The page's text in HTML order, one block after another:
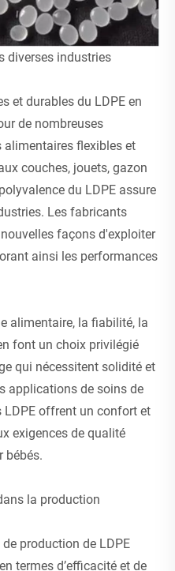
diverses industries
et durables du LDPE en
de nombreuses
flexibles et
couches, jouets, gazon
du LDPE assure
Les fabricants
façons d'exploiter
ainsi les performances
alimentaire, la fiabilité, la
font un choix privilégié
qui nécessitent solidité et
applications de soins de
LDPE offrent un confort et
exigences de qualité
bébés.
la production
production de LDPE
termes d’efficacité et de